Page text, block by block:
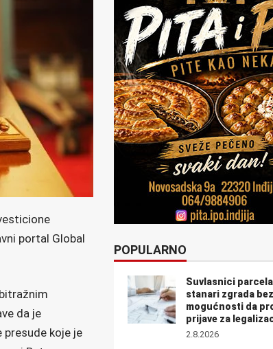
portal Global
da je
koje je
POPULARNO
Suvlasnici
stanari zgrada bez
mogućnosti da
prijave za
2.8.2026